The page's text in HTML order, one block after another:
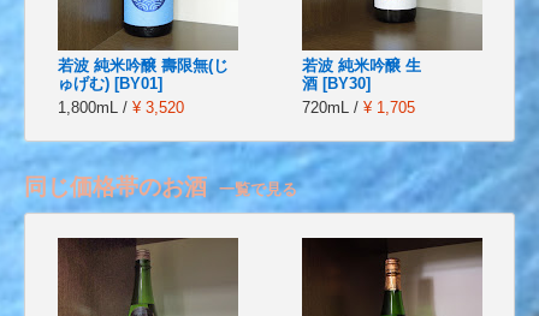
若波 純米吟醸 壽限無(じ
ゅげむ) [BY01]
1,800mL / ¥ 3,520
若波 純米吟醸 生
酒 [BY30]
720mL / ¥ 1,705
同じ価格帯のお酒 一覧で見る